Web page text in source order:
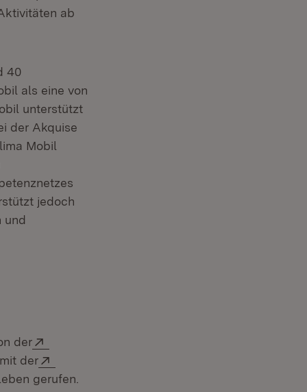
ab
40
als eine von
unterstützt
der Akquise
Mobil
jedoch
und
der
Fenster)
der
in neuem Fenster)
gerufen.